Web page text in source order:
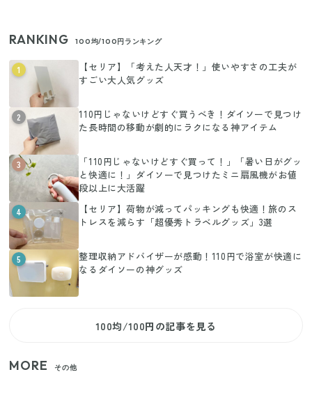
RANKING 100均/100円ランキング
1
【セリア】「考えた人天才！」使いやすさの工夫が
すごい大人気グッズ
2
110円じゃないけどすぐ買うべき！ダイソーで見つけ
た長時間の移動が劇的にラクになる神アイテム
3
「110円じゃないけどすぐ買って！」「暑い日がグッ
と快適に！」ダイソーで見つけたミニ扇風機がお値
段以上に大活躍
4
【セリア】荷物が減ってパッキングも快適！旅のス
トレスを減らす「超優秀トラベルグッズ」3選
5
整理収納アドバイザーが感動！110円で浴室が快適に
なるダイソーの神グッズ
100均/100円の記事を見る
MORE その他